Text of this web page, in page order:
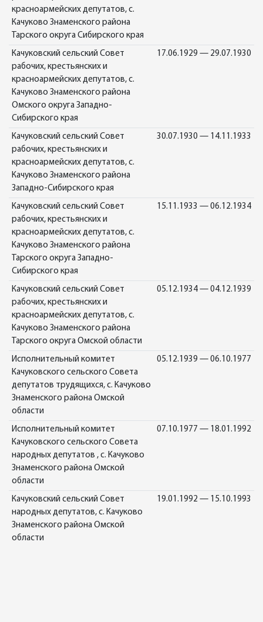
красноармейских депутатов, с.
Качуково Знаменского района
Тарского округа Сибирского края
Качуковский сельский Совет
рабочих, крестьянских и
красноармейских депутатов, с.
Качуково Знаменского района
Омского округа Западно-
Сибирского края
17.06.1929 — 29.07.1930
Качуковский сельский Совет
рабочих, крестьянских и
красноармейских депутатов, с.
Качуково Знаменского района
Западно-Сибирского края
30.07.1930 — 14.11.1933
Качуковский сельский Совет
рабочих, крестьянских и
красноармейских депутатов, с.
Качуково Знаменского района
Тарского округа Западно-
Сибирского края
15.11.1933 — 06.12.1934
Качуковский сельский Совет
рабочих, крестьянских и
красноармейских депутатов, с.
Качуково Знаменского района
Тарского округа Омской области
05.12.1934 — 04.12.1939
Исполнительный комитет
Качуковского сельского Совета
депутатов трудящихся, с. Качуково
Знаменского района Омской
области
05.12.1939 — 06.10.1977
Исполнительный комитет
Качуковского сельского Совета
народных депутатов , с. Качуково
Знаменского района Омской
области
07.10.1977 — 18.01.1992
Качуковский сельский Совет
народных депутатов, с. Качуково
Знаменского района Омской
области
19.01.1992 — 15.10.1993